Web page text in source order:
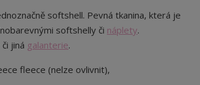
softshell. Pevná tkanina, která je
softshelly či náplety.
či jiná galanterie.
fleece (nelze ovlivnit),